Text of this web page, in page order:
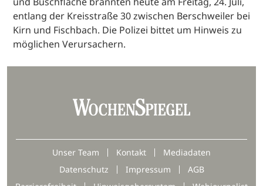
entlang der Kreisstraße 30 zwischen Berschweiler bei
Kirn und Fischbach. Die Polizei bittet um Hinweis zu
möglichen Verursachern.
Unser Team Kontakt
Mediadaten
Datenschutz
Impressum
AGB